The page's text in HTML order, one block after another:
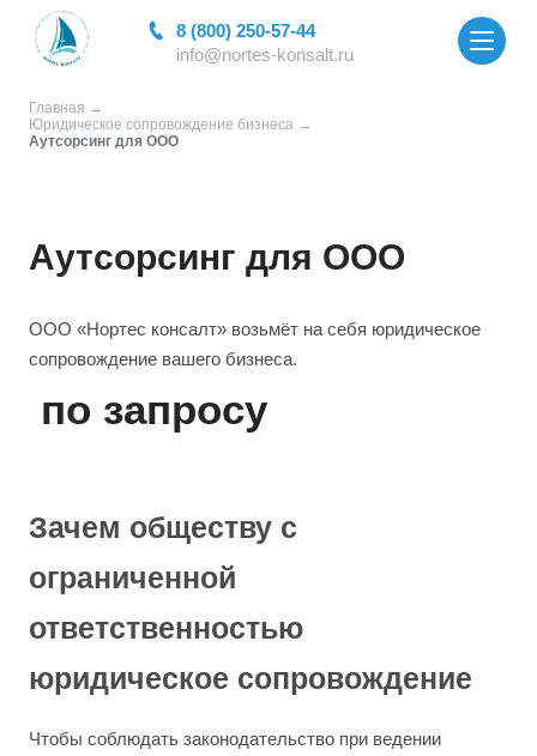
8 (800) 250-57-44
info@nortes-konsalt.ru
Главная
Юридическое сопровождение бизнеса
Аутсорсинг для ООО
Аутсорсинг для ООО
ООО «Нортес консалт» возьмёт на себя юридическое
сопровождение вашего бизнеса.
по запросу
Зачем обществу с
ограниченной
ответственностью
юридическое сопровождение
Чтобы соблюдать законодательство при ведении